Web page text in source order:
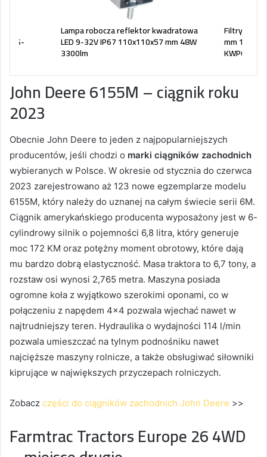
BS-
Lampa robocza reflektor kwadratowa
LED 9-32V IP67 110x110x57 mm 48W
3300lm
Filtry
mm 115
KWP010X
John Deere 6155M – ciągnik roku
2023
Obecnie John Deere to jeden z najpopularniejszych
producentów, jeśli chodzi o marki ciągników zachodnich
wybieranych w Polsce. W okresie od stycznia do czerwca
2023 zarejestrowano aż 123 nowe egzemplarze modelu
6155M, który należy do uznanej na całym świecie serii 6M.
Ciągnik amerykańskiego producenta wyposażony jest w 6-
cylindrowy silnik o pojemności 6,8 litra, który generuje
moc 172 KM oraz potężny moment obrotowy, które dają
mu bardzo dobrą elastyczność. Masa traktora to 6,7 tony, a
rozstaw osi wynosi 2,765 metra. Maszyna posiada
ogromne koła z wyjątkowo szerokimi oponami, co w
połączeniu z napędem 4×4 pozwala wjechać nawet w
najtrudniejszy teren. Hydraulika o wydajności 114 l/min
pozwala umieszczać na tylnym podnośniku nawet
najcięższe maszyny rolnicze, a także obsługiwać siłowniki
kiprujące w największych przyczepach rolniczych.
Zobacz części do ciągników zachodnich John Deere >>
Farmtrac Tractors Europe 26 4WD